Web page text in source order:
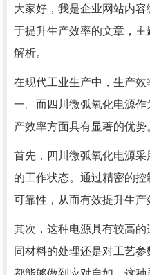
大家好，我是企业网站内
于提升生产效率的文章，
解析。
在现代工业生产中，生产
一。而四川微弧氧化电源
产效率方面具有显著的优势
首先，四川微弧氧化电源
的工作状态。通过精密的
可靠性，从而有效提升生产
其次，这种电源具有较高
同材料的处理还是对工艺